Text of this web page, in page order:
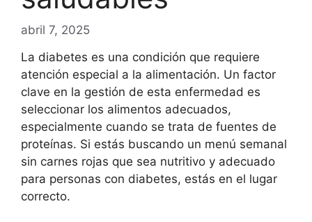
abril 7, 2025
La diabetes es una condición que requiere
atención especial a la alimentación. Un factor
clave en la gestión de esta enfermedad es
seleccionar los alimentos adecuados,
especialmente cuando se trata de fuentes de
proteínas. Si estás buscando un menú semanal
sin carnes rojas que sea nutritivo y adecuado
para personas con diabetes, estás en el lugar
correcto.